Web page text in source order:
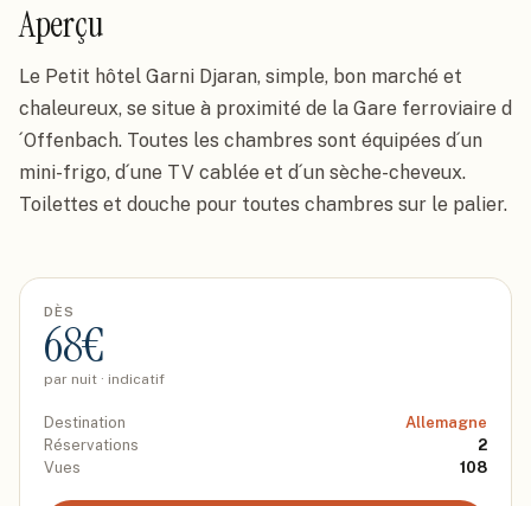
Aperçu
Le Petit hôtel Garni Djaran, simple, bon marché et
chaleureux, se situe à proximité de la Gare ferroviaire d
´Offenbach. Toutes les chambres sont équipées d´un
mini-frigo, d´une TV cablée et d´un sèche-cheveux.
Toilettes et douche pour toutes chambres sur le palier.
DÈS
68€
par nuit · indicatif
Destination
Allemagne
Réservations
2
Vues
108